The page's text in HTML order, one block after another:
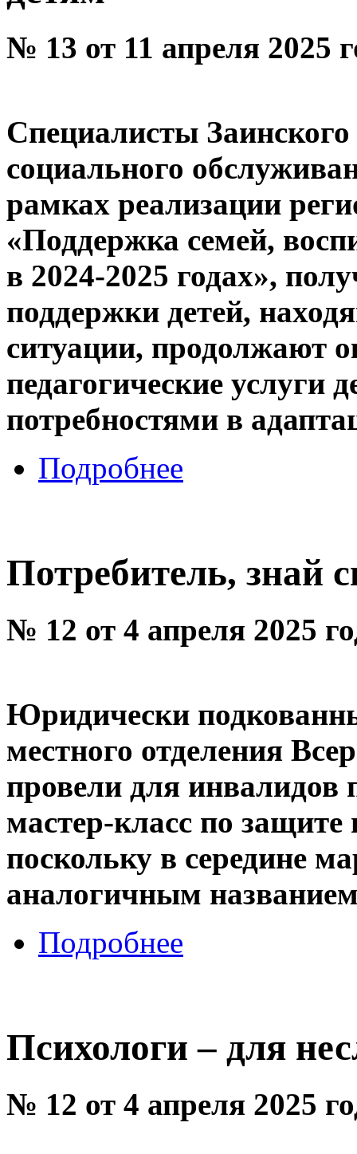
№ 13 от 11 апреля 2025
Специалисты
социального
рамках реализации
«Поддержка семей,
в 2024-2025 годах»,
поддержки детей,
ситуации, продолжают
педагогические услуги
потребностями в
Подробнее
Потребитель, знай
№ 12 от 4 апреля 2025
Юридически
местного отделения
провели для инвалидов
мастер-класс по защите
поскольку в середине
аналогичным
Подробнее
Психологи – для
№ 12 от 4 апреля 2025